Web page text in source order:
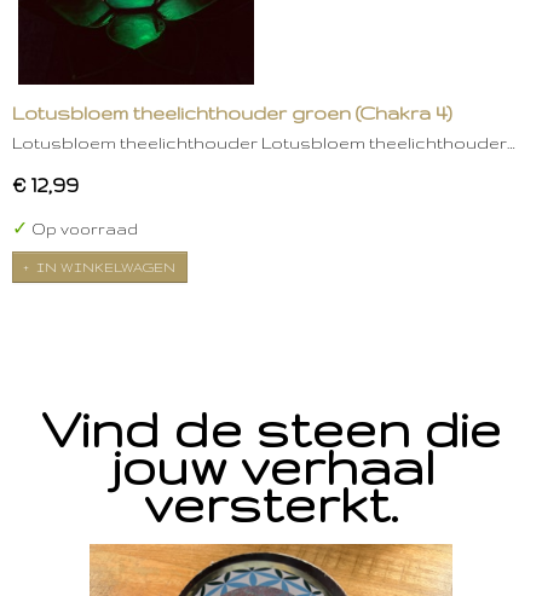
Lotusbloem theelichthouder groen (Chakra 4)
Lotusbloem theelichthouder Lotusbloem theelichthouder…
€ 12,99
✓ Op voorraad
IN WINKELWAGEN
Vind de steen die
jouw verhaal
versterkt.